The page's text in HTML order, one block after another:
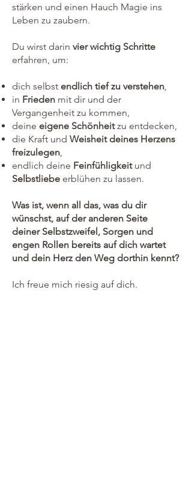
stärken und einen Hauch Magie ins
Leben zu zaubern.
Du wirst darin vier wichtig Schritte
erfahren, um:
dich selbst endlich tief zu verstehen,
in Frieden mit dir und der
Vergangenheit zu kommen,
deine eigene Schönheitzu entdecken,
die Kraft und Weisheit deines Herzens
freizulegen,
endlich deine Feinfühligkeitund
Selbstliebe erblühen zu lassen.
Was ist, wenn all das, was du dir
wünschst, auf der anderen Seite
deiner Selbstzweifel, Sorgen und
engen Rollen bereits auf dich wartet
und dein Herz den Weg dorthin kennt?
Ich freue mich riesig auf dich.